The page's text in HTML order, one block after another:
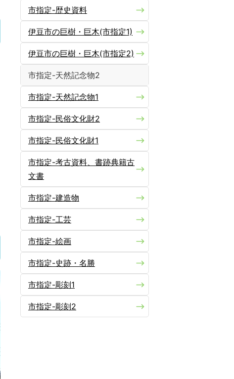
市指定-歴史資料
伊豆市の巨樹・巨木(市指定1)
伊豆市の巨樹・巨木(市指定2)
市指定-天然記念物2
市指定-天然記念物1
市指定-民俗文化財2
市指定-民俗文化財1
市指定-考古資料、書跡典籍古
文書
市指定-建造物
市指定-工芸
市指定-絵画
市指定-史跡・名勝
市指定-彫刻1
市指定-彫刻2